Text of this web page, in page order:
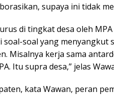
supaya ini tidak
di tingkat desa oleh
soal-soal yang menyangkut
Misalnya kerja sama
Itu supra desa,” jelas
kata Wawan, peran